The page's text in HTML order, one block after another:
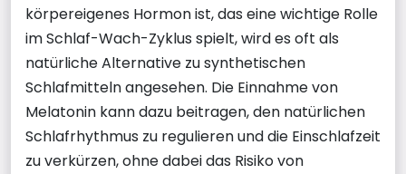
körpereigenes Hormon ist, das eine wichtige Rolle
im Schlaf-Wach-Zyklus spielt, wird es oft als
natürliche Alternative zu synthetischen
Schlafmitteln angesehen. Die Einnahme von
Melatonin kann dazu beitragen, den natürlichen
Schlafrhythmus zu regulieren und die Einschlafzeit
zu verkürzen, ohne dabei das Risiko von